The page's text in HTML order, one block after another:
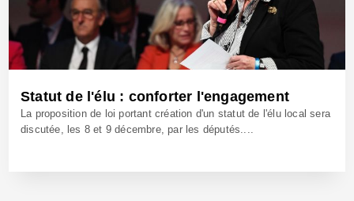
Statut de l'élu : conforter l'engagement
La proposition de loi portant création d'un statut de l'élu local sera
discutée, les 8 et 9 décembre, par les députés....